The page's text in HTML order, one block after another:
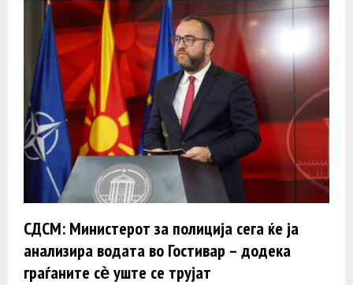
СДСМ: Министерот за полиција сега ќе ја
анализира водата во Гостивар – додека
граѓаните сѐ уште се трујат